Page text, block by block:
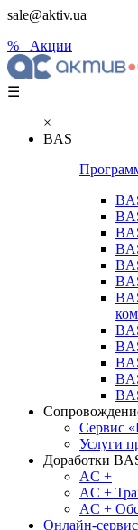
sale@aktiv.ua
% Акции
☰
×
BAS
Сервис
Услуги
Доработки
AC +
AC +
AC +
Онлайн-